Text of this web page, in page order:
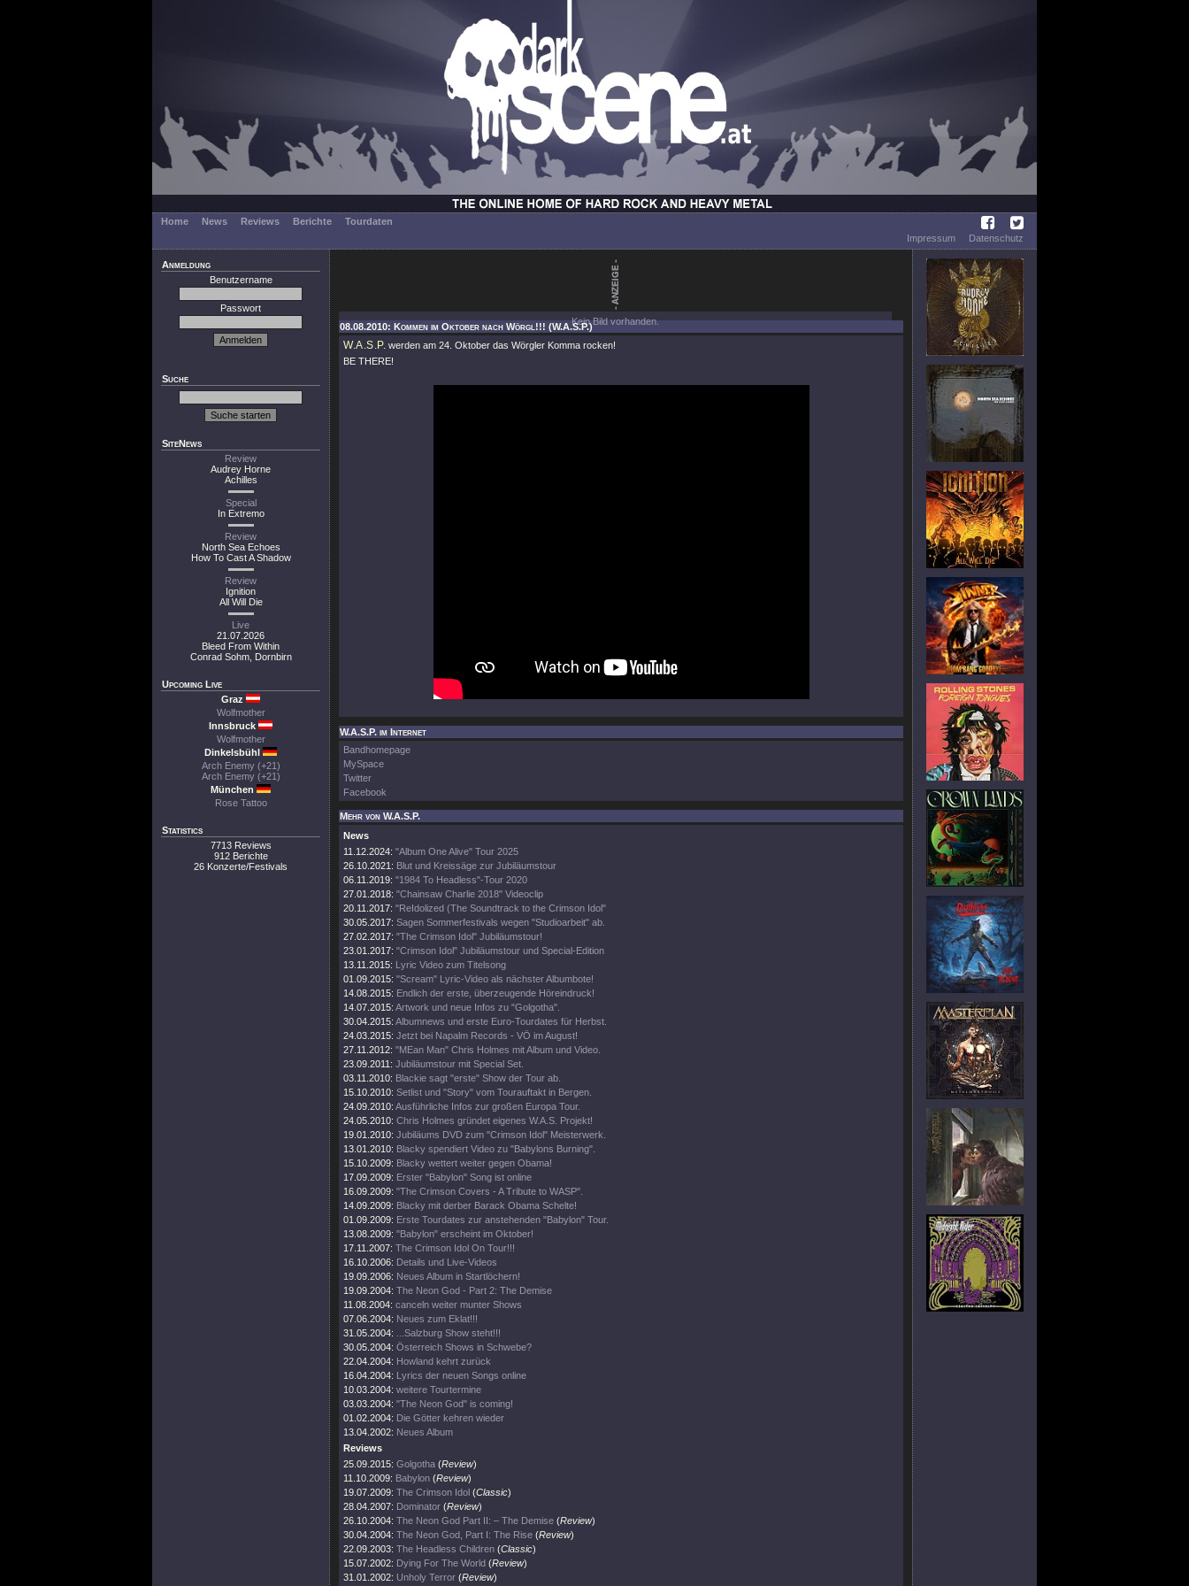
Home News Reviews Berichte
Tourdaten
Impressum
Datenschutz
Anmeldung
Benutzername
Passwort
Suche
SiteNews
Review
Audrey Horne
Achilles
Special
In Extremo
Review
North Sea Echoes
How To Cast A Shadow
Review
Ignition
All Will Die
Live
21.07.2026
Bleed From Within
Conrad Sohm, Dornbirn
Upcoming Live
Graz
Wolfmother
Innsbruck
Wolfmother
Dinkelsbühl
Arch Enemy (+21)
Arch Enemy (+21)
München
Rose Tattoo
Statistics
7713 Reviews
912 Berichte
26 Konzerte/Festivals
Kein Bild vorhanden.
08.08.2010: Kommen im Oktober nach Wörgl!!! (W.A.S.P.)
W.A.S.P. werden am 24. Oktober das Wörgler Komma rocken!
BE THERE!
W.A.S.P. im Internet
Bandhomepage
MySpace
Twitter
Facebook
Mehr von W.A.S.P.
News
11.12.2024: "Album One Alive" Tour 2025
26.10.2021: Blut und Kreissäge zur Jubiläumstour
06.11.2019: "1984 To Headless"-Tour 2020
27.01.2018: "Chainsaw Charlie 2018" Videoclip
20.11.2017: "ReIdolized (The Soundtrack to the Crimson Idol"
30.05.2017: Sagen Sommerfestivals wegen "Studioarbeit" ab.
27.02.2017: "The Crimson Idol" Jubiläumstour!
23.01.2017: "Crimson Idol" Jubiläumstour und Special-Edition
13.11.2015: Lyric Video zum Titelsong
01.09.2015: "Scream" Lyric-Video als nächster Albumbote!
14.08.2015: Endlich der erste, überzeugende Höreindruck!
14.07.2015: Artwork und neue Infos zu "Golgotha".
30.04.2015: Albumnews und erste Euro-Tourdates für Herbst.
24.03.2015: Jetzt bei Napalm Records - VÖ im August!
27.11.2012: "MEan Man" Chris Holmes mit Album und Video.
23.09.2011: Jubiläumstour mit Special Set.
03.11.2010: Blackie sagt "erste" Show der Tour ab.
15.10.2010: Setlist und "Story" vom Tourauftakt in Bergen.
24.09.2010: Ausführliche Infos zur großen Europa Tour.
24.05.2010: Chris Holmes gründet eigenes W.A.S. Projekt!
19.01.2010: Jubiläums DVD zum "Crimson Idol" Meisterwerk.
13.01.2010: Blacky spendiert Video zu "Babylons Burning".
15.10.2009: Blacky wettert weiter gegen Obama!
17.09.2009: Erster "Babylon" Song ist online
16.09.2009: "The Crimson Covers - A Tribute to WASP".
14.09.2009: Blacky mit derber Barack Obama Schelte!
01.09.2009: Erste Tourdates zur anstehenden "Babylon" Tour.
13.08.2009: "Babylon" erscheint im Oktober!
17.11.2007: The Crimson Idol On Tour!!!
16.10.2006: Details und Live-Videos
19.09.2006: Neues Album in Startlöchern!
19.09.2004: The Neon God - Part 2: The Demise
11.08.2004: canceln weiter munter Shows
07.06.2004: Neues zum Eklat!!!
31.05.2004:
...Salzburg Show steht!!!
30.05.2004: Österreich Shows in Schwebe?
22.04.2004: Howland kehrt zurück
16.04.2004: Lyrics der neuen Songs online
10.03.2004: weitere Tourtermine
03.03.2004: "The Neon God" is coming!
01.02.2004: Die Götter kehren wieder
13.04.2002: Neues Album
Reviews
25.09.2015: Golgotha (Review)
11.10.2009: Babylon (Review)
19.07.2009: The Crimson Idol (Classic)
28.04.2007: Dominator (Review)
26.10.2004: The Neon God Part II: – The Demise (Review)
30.04.2004: The Neon God, Part I: The Rise (Review)
22.09.2003: The Headless Children (Classic)
15.07.2002: Dying For The World (Review)
31.01.2002: Unholy Terror (Review)